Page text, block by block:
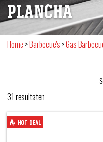
PLANCHA
Home >Barbecue's >Gas
31 resultaten
HOT DEAL